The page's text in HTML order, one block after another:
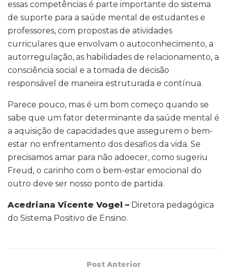
essas competências é parte importante do sistema
de suporte para a saúde mental de estudantes e
professores, com propostas de atividades
curriculares que envolvam o autoconhecimento, a
autorregulação, as habilidades de relacionamento, a
consciência social e a tomada de decisão
responsável de maneira estruturada e contínua.
Parece pouco, mas é um bom começo quando se
sabe que um fator determinante da saúde mental é
a aquisição de capacidades que assegurem o bem-
estar no enfrentamento dos desafios da vida. Se
precisamos amar para não adoecer, como sugeriu
Freud, o carinho com o bem-estar emocional do
outro deve ser nosso ponto de partida.
Acedriana Vicente Vogel – Diretora pedagógica
do Sistema Positivo de Ensino.
Post Anterior